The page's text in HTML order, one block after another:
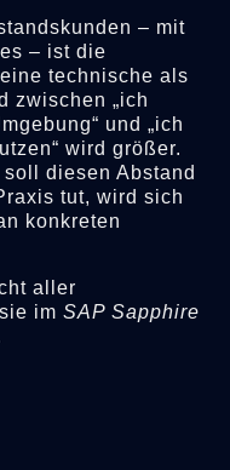
– mit
– ist die
technische als
zwischen „ich
und „ich
wird größer.
diesen Abstand
tut, wird sich
konkreten
aller
sie imSAP Sapphire